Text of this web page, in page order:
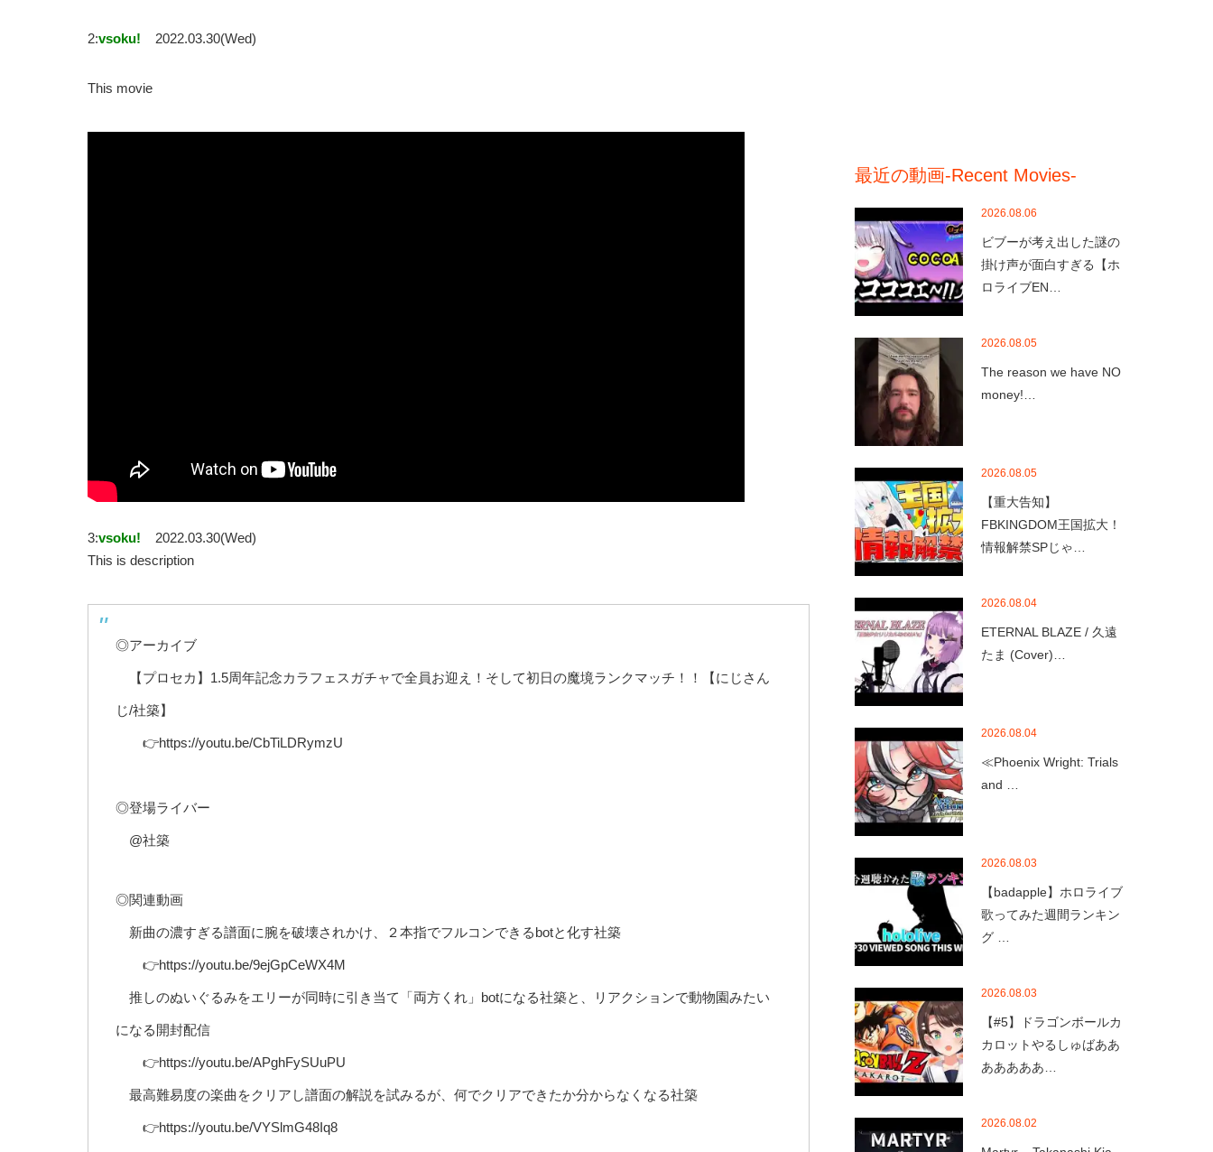
2:vsoku! 2022.03.30(Wed)
This movie
3:vsoku!
2022.03.30(Wed)
This is description
◎アーカイブ
【プロセカ】1.5周年記念カラフェスガチャで全員お迎え！そして初日の魔境ランクマッチ！！【にじさん
じ/社築】
👉https://youtu.be/CbTiLDRymzU
◎登場ライバー
@社築
◎関連動画
新曲の濃すぎる譜面に腕を破壊されかけ、２本指でフルコンできるbotと化す社築
👉https://youtu.be/9ejGpCeWX4M
推しのぬいぐるみをエリーが同時に引き当て「両方くれ」botになる社築と、リアクションで動物園みたい
になる開封配信
👉https://youtu.be/APghFySUuPU
最高難易度の楽曲をクリアし譜面の解説を試みるが、何でクリアできたか分からなくなる社築
👉https://youtu.be/VYSlmG48Iq8
最近の動画-Recent Movies-
2026.08.06
ビブーが考え出した謎の
掛け声が面白すぎる【ホ
ロライブEN…
2026.08.05
The reason we have NO
money!…
2026.08.05
【重大告知】
FBKINGDOM王国拡大！
情報解禁SPじゃ…
2026.08.04
ETERNAL BLAZE / 久遠
たま (Cover)…
2026.08.04
≪Phoenix Wright: Trials
and …
2026.08.03
【badapple】ホロライブ
歌ってみた週間ランキン
グ …
2026.08.03
【#5】ドラゴンボールカ
カロットやるしゅばああ
あああああ…
2026.08.02